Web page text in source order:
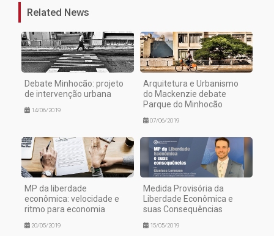
Related News
Debate Minhocão: projeto
de intervenção urbana
14/06/2019
Arquitetura e Urbanismo
do Mackenzie debate
Parque do Minhocão
07/06/2019
MP da liberdade
econômica: velocidade e
ritmo para economia
20/05/2019
Medida Provisória da
Liberdade Econômica e
suas Consequências
15/05/2019